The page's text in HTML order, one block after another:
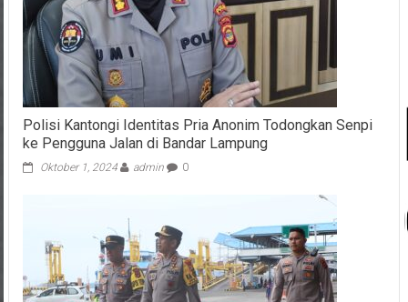
Polisi Kantongi Identitas Pria Anonim Todongkan Senpi
ke Pengguna Jalan di Bandar Lampung
Oktober 1, 2024 admin 0